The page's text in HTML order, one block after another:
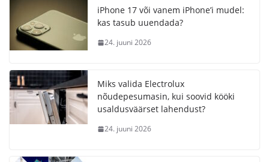
iPhone 17 või vanem iPhone’i mudel:
kas tasub uuendada?
24. juuni 2026
Miks valida Electrolux
nõudepesumasin, kui soovid kööki
usaldusväärset lahendust?
24. juuni 2026